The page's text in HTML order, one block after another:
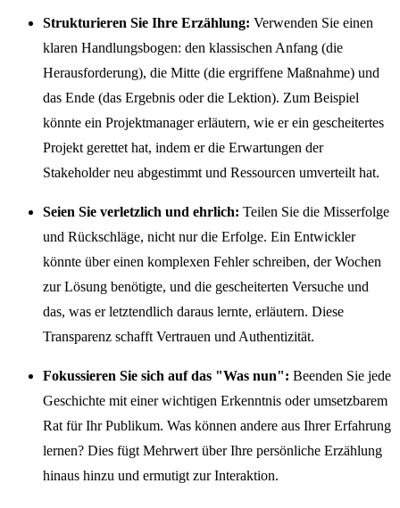
Strukturieren Sie Ihre Erzählung: Verwenden Sie einen
klaren Handlungsbogen: den klassischen Anfang (die
Herausforderung), die Mitte (die ergriffene Maßnahme) und
das Ende (das Ergebnis oder die Lektion). Zum Beispiel
könnte ein Projektmanager erläutern, wie er ein gescheitertes
Projekt gerettet hat, indem er die Erwartungen der
Stakeholder neu abgestimmt und Ressourcen umverteilt hat.
Seien Sie verletzlich und ehrlich: Teilen Sie die Misserfolge
und Rückschläge, nicht nur die Erfolge. Ein Entwickler
könnte über einen komplexen Fehler schreiben, der Wochen
zur Lösung benötigte, und die gescheiterten Versuche und
das, was er letztendlich daraus lernte, erläutern. Diese
Transparenz schafft Vertrauen und Authentizität.
Fokussieren Sie sich auf das "Was nun": Beenden Sie jede
Geschichte mit einer wichtigen Erkenntnis oder umsetzbarem
Rat für Ihr Publikum. Was können andere aus Ihrer Erfahrung
lernen? Dies fügt Mehrwert über Ihre persönliche Erzählung
hinaus hinzu und ermutigt zur Interaktion.